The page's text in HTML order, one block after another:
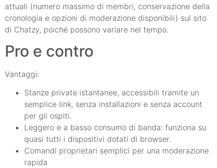
attuali (numero massimo di membri, conservazione della
cronologia e opzioni di moderazione disponibili) sul sito
di Chatzy, poiché possono variare nel tempo.
Pro e contro
Vantaggi:
Stanze private istantanee, accessibili tramite un
semplice link, senza installazioni e senza account
per gli ospiti.
Leggero e a basso consumo di banda: funziona su
quasi tutti i dispositivi dotati di browser.
Comandi proprietari semplici per una moderazione
rapida